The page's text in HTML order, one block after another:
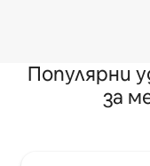
Популярни
за